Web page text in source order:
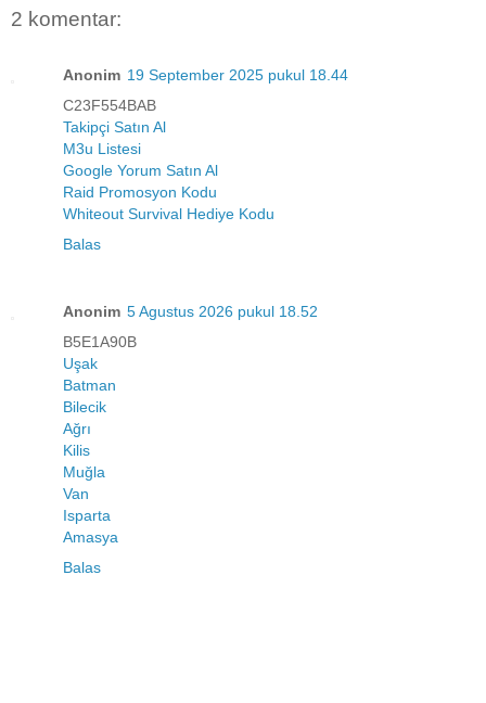
2 komentar:
Anonim 19 September 2025 pukul 18.44
C23F554BAB
Takipçi Satın Al
M3u Listesi
Google Yorum Satın Al
Raid Promosyon Kodu
Whiteout Survival Hediye Kodu
Balas
Anonim 5 Agustus 2026 pukul 18.52
B5E1A90B
Uşak
Batman
Bilecik
Ağrı
Kilis
Muğla
Van
Isparta
Amasya
Balas